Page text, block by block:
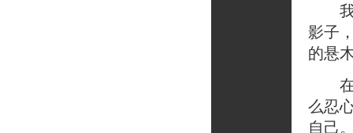
我
影子
的悬
在
么忍
自己